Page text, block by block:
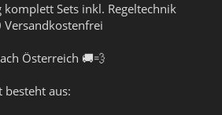
Sets inkl. Regeltechnik
Österreich 🚚💨
besteht aus: